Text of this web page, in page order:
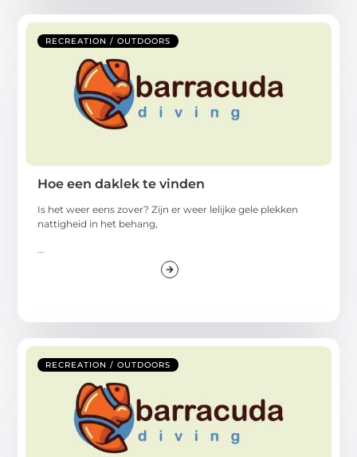
RECREATION / OUTDOORS
Hoe een daklek te vinden
Is het weer eens zover? Zijn er weer lelijke gele plekken
nattigheid in het behang,
...
RECREATION / OUTDOORS